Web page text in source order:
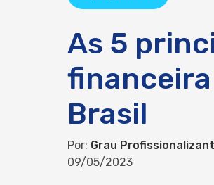
As 5
Brasil
Por: Grau
09/05/2023